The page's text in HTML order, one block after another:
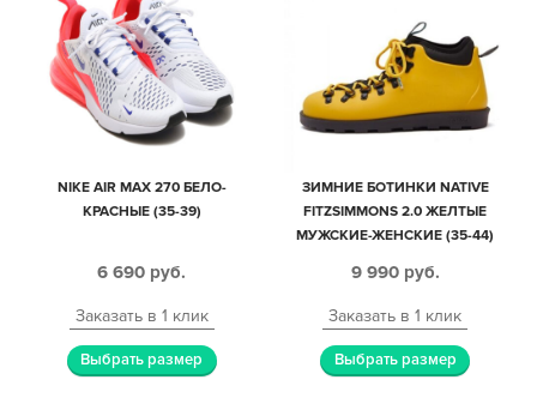
NIKE AIR MAX 270 БЕЛО-
КРАСНЫЕ (35-39)
6 690 руб.
Заказать в 1 клик
Выбрать размер
ЗИМНИЕ БОТИНКИ NATIVE
FITZSIMMONS 2.0 ЖЕЛТЫЕ
МУЖСКИЕ-ЖЕНСКИЕ (35-44)
9 990 руб.
Заказать в 1 клик
Выбрать размер